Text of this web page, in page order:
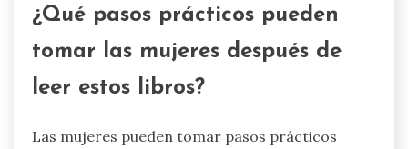
¿Qué pasos prácticos pueden
tomar las mujeres después de
leer estos libros?
Las mujeres pueden tomar pasos prácticos